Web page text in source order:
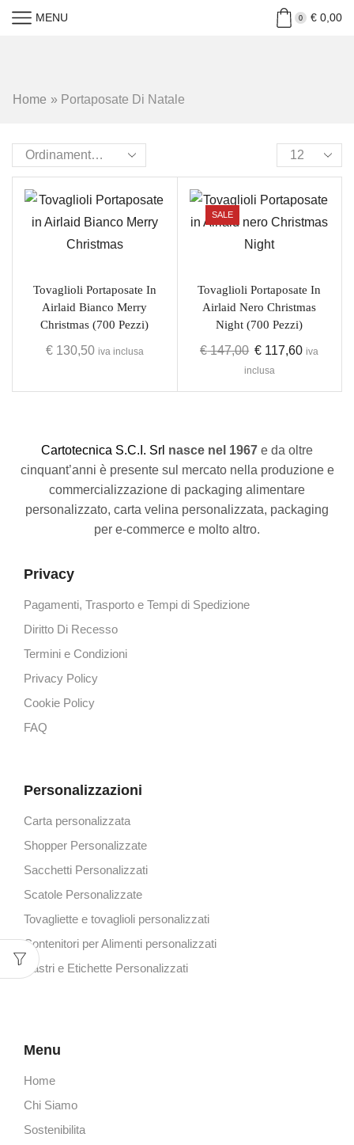
MENU 0 €0,00
Home » Portaposate Di Natale
Tovaglioli Portaposate In
Airlaid Bianco Merry
Christmas (700 Pezzi)
€130,50 iva inclusa
SALE
Tovaglioli Portaposate In
Airlaid Nero Christmas
Night (700 Pezzi)
€147,00 € 117,60 iva
inclusa
Cartotecnica S.C.I. Srl nasce nel 1967 e da oltre
cinquant’anni è presente sul mercato nella produzione e
commercializzazione di packaging alimentare
personalizzato, carta velina personalizzata, packaging
per e-commerce e molto altro.
Privacy
Pagamenti, Trasporto e Tempi di Spedizione
Diritto Di Recesso
Termini e Condizioni
Privacy Policy
Cookie Policy
FAQ
Personalizzazioni
Carta personalizzata
Shopper Personalizzate
Sacchetti Personalizzati
Scatole Personalizzate
Tovagliette e tovaglioli personalizzati
Contenitori per Alimenti personalizzati
Nastri e Etichette Personalizzati
Menu
Home
Chi Siamo
Sostenibilita